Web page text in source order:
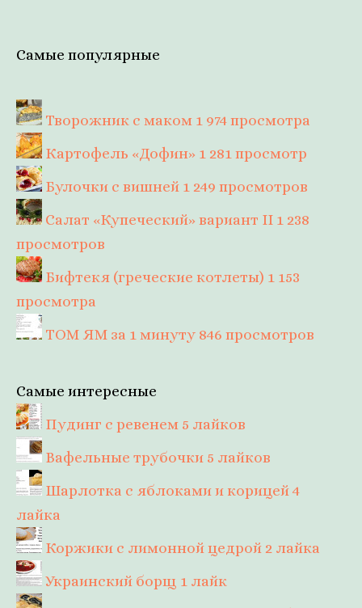
Самые популярные
Творожник с маком 1 974 просмотра
Картофель «Дофин» 1 281 просмотр
Булочки с вишней 1 249 просмотров
Салат «Купеческий» вариант II 1 238
просмотров
Бифтекя (греческие котлеты) 1 153
просмотра
ТОМ ЯМ за 1 минуту 846 просмотров
Самые интересные
Пудинг с ревенем 5 лайков
Вафельные трубочки 5 лайков
Шарлотка с яблоками и корицей4
лайка
Коржики с лимонной цедрой 2 лайка
Украинский борщ 1 лайк